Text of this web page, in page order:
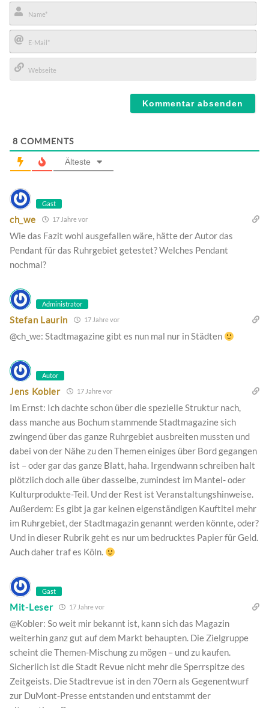
Name*
E-
Mail*
8 COMMENTS
Älteste
Gast
ch_we 17 Jahre vor
Wie das Fazit wohl ausgefallen wäre, hätte der Autor das
Pendant für das Ruhrgebiet getestet? Welches Pendant
nochmal?
Administrator
Stefan Laurin 17 Jahre vor
@ch_we: Stadtmagazine gibt es nun mal nur in Städten
Autor
Jens Kobler 17 Jahre vor
Im Ernst: Ich dachte schon über die spezielle Struktur nach,
dass manche aus Bochum stammende Stadtmagazine sich
zwingend über das ganze Ruhrgebiet ausbreiten mussten und
dabei von der Nähe zu den Themen einiges über Bord gegangen
ist – oder gar das ganze Blatt, haha. Irgendwann schreiben halt
plötzlich doch alle über dasselbe, zumindest im Mantel- oder
Kulturprodukte-Teil. Und der Rest ist Veranstaltungshinweise.
Außerdem: Es gibt ja gar keinen eigenständigen Kauftitel mehr
im Ruhrgebiet, der Stadtmagazin genannt werden könnte, oder?
Und in dieser Rubrik geht es nur um bedrucktes Papier für Geld.
Auch daher traf es Köln.
Gast
Mit-Leser 17 Jahre vor
@Kobler: So weit mir bekannt ist, kann sich das Magazin
weiterhin ganz gut auf dem Markt behaupten. Die Zielgruppe
scheint die Themen-Mischung zu mögen – und zu kaufen.
Sicherlich ist die Stadt Revue nicht mehr die Sperrspitze des
Zeitgeists. Die Stadtrevue ist in den 70ern als Gegenentwurf
zur DuMont-Presse entstanden und entstammt der